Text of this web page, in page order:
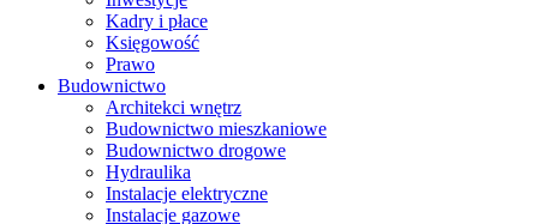
Kadry i płace
Księgowość
Prawo
Budownictwo
Architekci wnętrz
Budownictwo mieszkaniowe
Budownictwo drogowe
Hydraulika
Instalacje elektryczne
Instalacje gazowe